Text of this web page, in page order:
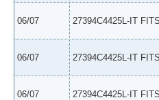
06/07 27394C4425L-IT
06/07 27394C4425L-IT
06/07 27394C4425L-IT